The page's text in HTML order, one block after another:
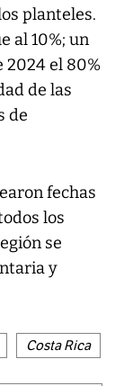
planteles.
al 10%; un
2024 el 80%
de las
de
fechas
los
se
y
Costa Rica